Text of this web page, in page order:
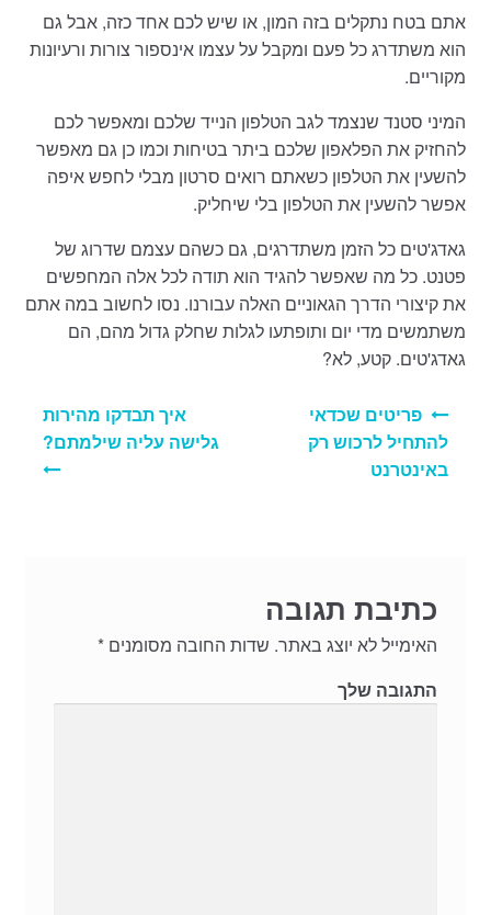
אתם בטח נתקלים בזה המון, או שיש לכם אחד כזה, אבל גם
הוא משתדרג כל פעם ומקבל על עצמו אינספור צורות ורעיונות
מקוריים.
המיני סטנד שנצמד לגב הטלפון הנייד שלכם ומאפשר לכם
להחזיק את הפלאפון שלכם ביתר בטיחות וכמו כן גם מאפשר
להשעין את הטלפון כשאתם רואים סרטון מבלי לחפש איפה
אפשר להשעין את הטלפון בלי שיחליק.
גאדג'טים כל הזמן משתדרגים, גם כשהם עצמם שדרוג של
פטנט. כל מה שאפשר להגיד הוא תודה לכל אלה המחפשים
את קיצורי הדרך הגאוניים האלה עבורנו. נסו לחשוב במה אתם
משתמשים מדי יום ותופתעו לגלות שחלק גדול מהם, הם
גאדג'טים. קטע, לא?
פריטים שכדאי
להתחיל לרכוש רק
באינטרנט
איך תבדקו מהירות
גלישה עליה שילמתם?
כתיבת תגובה
האימייל לא יוצג באתר. שדות החובה מסומנים *
התגובה שלך